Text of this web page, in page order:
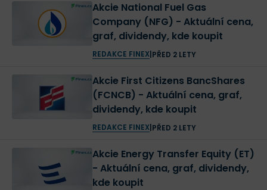
Akcie National Fuel Gas
Company (NFG) - Aktuální cena,
graf, dividendy, kde koupit
REDAKCE FINEX| PŘED 2 LETY
Akcie First Citizens BancShares
(FCNCB) - Aktuální cena, graf,
dividendy, kde koupit
REDAKCE FINEX| PŘED 2 LETY
Akcie Energy Transfer Equity (ET)
- Aktuální cena, graf, dividendy,
kde koupit